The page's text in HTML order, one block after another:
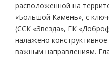
расположенной на
«Большой Камень», с
(ССК «Звезда», ГК
налажено
важным направлениям.